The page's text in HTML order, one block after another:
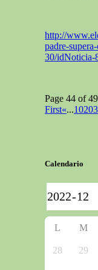
http://
padre-
30/idNoticia-
Page 44 of 49
First«...1020
Calendario
L M
28 29